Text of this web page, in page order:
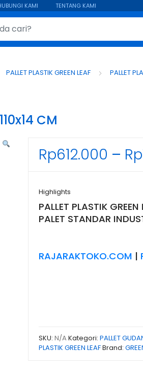
KAMI TENTANG KAMI
PALLET PLASTIK GREEN LEAF PALLET
CM
Rp612.000 – Rp
Highlights
PALLET PLASTIK
PALET STANDAR
RAJARAKTOKO.COM |
SKU: N/A Kategori: PALLET
PLASTIK GREEN LEAFBrand: